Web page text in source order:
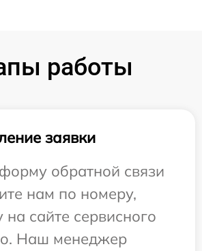
работы
заявки
обратной связи
нам по номеру,
сайте сервисного
Наш менеджер